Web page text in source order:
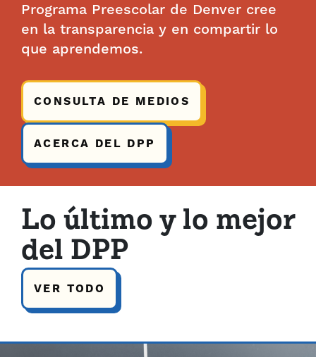
Programa Preescolar de Denver cree
en la transparencia y en compartir lo
que aprendemos.
CONSULTA DE MEDIOS
ACERCA DEL DPP
Lo último y lo mejor
del DPP
VER TODO